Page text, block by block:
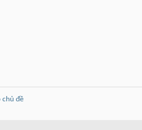
chủ đề